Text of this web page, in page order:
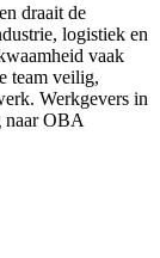
draait de
logistiek en
vaak
team veilig,
Werkgevers in
naar OBA